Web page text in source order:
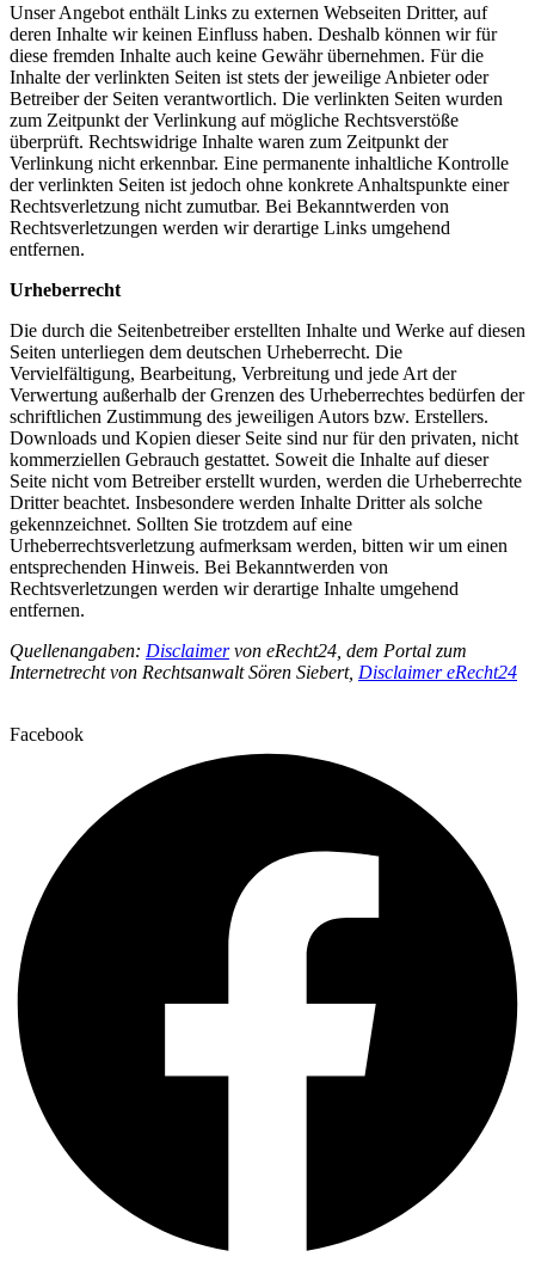
Unser Angebot enthält Links zu externen Webseiten Dritter, auf
deren Inhalte wir keinen Einfluss haben. Deshalb können wir für
diese fremden Inhalte auch keine Gewähr übernehmen. Für die
Inhalte der verlinkten Seiten ist stets der jeweilige Anbieter oder
Betreiber der Seiten verantwortlich. Die verlinkten Seiten wurden
zum Zeitpunkt der Verlinkung auf mögliche Rechtsverstöße
überprüft. Rechtswidrige Inhalte waren zum Zeitpunkt der
Verlinkung nicht erkennbar. Eine permanente inhaltliche Kontrolle
der verlinkten Seiten ist jedoch ohne konkrete Anhaltspunkte einer
Rechtsverletzung nicht zumutbar. Bei Bekanntwerden von
Rechtsverletzungen werden wir derartige Links umgehend
entfernen.
Urheberrecht
Die durch die Seitenbetreiber erstellten Inhalte und Werke auf diesen
Seiten unterliegen dem deutschen Urheberrecht. Die
Vervielfältigung, Bearbeitung, Verbreitung und jede Art der
Verwertung außerhalb der Grenzen des Urheberrechtes bedürfen der
schriftlichen Zustimmung des jeweiligen Autors bzw. Erstellers.
Downloads und Kopien dieser Seite sind nur für den privaten, nicht
kommerziellen Gebrauch gestattet. Soweit die Inhalte auf dieser
Seite nicht vom Betreiber erstellt wurden, werden die Urheberrechte
Dritter beachtet. Insbesondere werden Inhalte Dritter als solche
gekennzeichnet. Sollten Sie trotzdem auf eine
Urheberrechtsverletzung aufmerksam werden, bitten wir um einen
entsprechenden Hinweis. Bei Bekanntwerden von
Rechtsverletzungen werden wir derartige Inhalte umgehend
entfernen.
Quellenangaben: Disclaimervon eRecht24, dem Portal zum
Internetrecht von Rechtsanwalt Sören Siebert, Disclaimer eRecht24
Facebook